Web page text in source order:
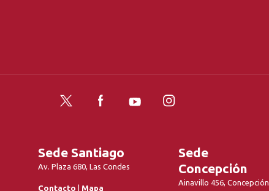
Twitter FacebookYouTubeInstagram
Sede Santiago
Av. Plaza 680, Las Condes
Contacto | Mapa
Sede
Concepción
Ainavillo 456, Concepción